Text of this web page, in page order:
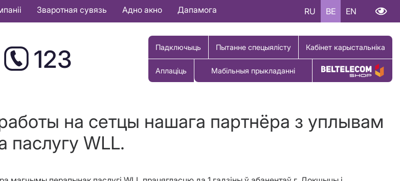
Зваротная сувязь Адно акно Дапамога RU BE EN
123 Падключыць Пытанне спецыялісту Кабінет карыстальніка
Аплаціць Мабільныя прыкладанні Купіць тавар
на сетцы нашага партнёра з уплывам
паслугу WLL.